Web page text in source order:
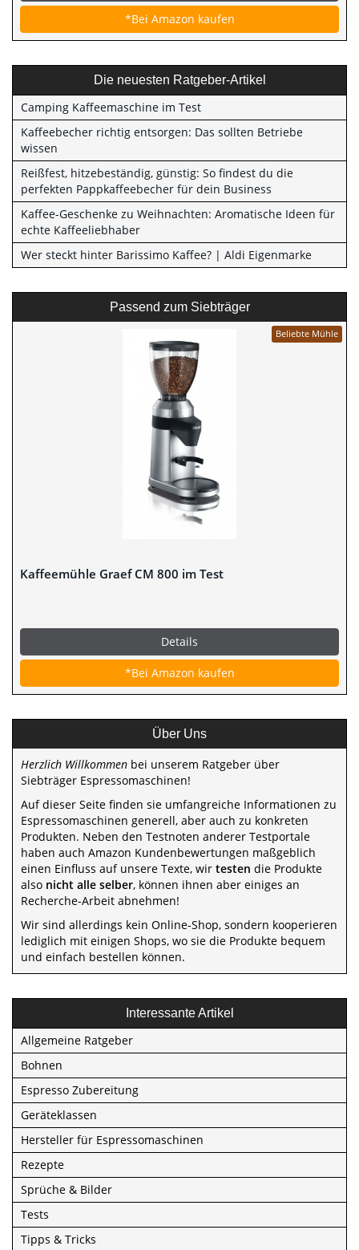
*Bei Amazon kaufen
Die neuesten Ratgeber-Artikel
Camping Kaffeemaschine im Test
Kaffeebecher richtig entsorgen: Das sollten Betriebe
wissen
Reißfest, hitzebeständig, günstig: So findest du die
perfekten Pappkaffeebecher für dein Business
Kaffee-Geschenke zu Weihnachten: Aromatische Ideen für
echte Kaffeeliebhaber
Wer steckt hinter Barissimo Kaffee? | Aldi Eigenmarke
Passend zum Siebträger
Beliebte Mühle
Kaffeemühle Graef CM 800 im Test
Details
*Bei Amazon kaufen
Über Uns
Herzlich Willkommen bei unserem Ratgeber über
Siebträger Espressomaschinen!
Auf dieser Seite finden sie umfangreiche Informationen zu
Espressomaschinen generell, aber auch zu konkreten
Produkten. Neben den Testnoten anderer Testportale
haben auch Amazon Kundenbewertungen maßgeblich
einen Einfluss auf unsere Texte, wir testen die Produkte
also nicht alle selber, können ihnen aber einiges an
Recherche-Arbeit abnehmen!
Wir sind allerdings kein Online-Shop, sondern kooperieren
lediglich mit einigen Shops, wo sie die Produkte bequem
und einfach bestellen können.
Interessante Artikel
Allgemeine Ratgeber
Bohnen
Espresso Zubereitung
Geräteklassen
Hersteller für Espressomaschinen
Rezepte
Sprüche & Bilder
Tests
Tipps & Tricks